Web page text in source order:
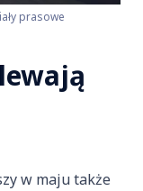
prasowe
w maju także